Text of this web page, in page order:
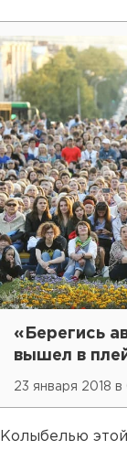
«Берегись
вышел в
23 января 2018 в
Колыбелью